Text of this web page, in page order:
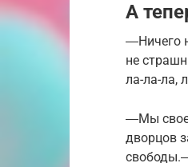
А
―Ничего
не
ла-ла-ла,
―Мы свое
дворцов